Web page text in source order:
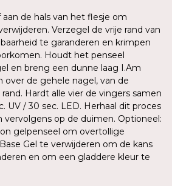
de hals van het flesje om
Verzegel de vrije rand van
te garanderen en krimpen
Houdt het penseel
en breng een dunne laag I.Am
over de gehele nagel, van de
Hardt alle vier de vingers samen
UV / 30 sec. LED. Herhaal dit proces
vervolgens op de duimen. Optioneel:
gelpenseel om overtollige
Gel te verwijderen om de kans
en om een gladdere kleur te